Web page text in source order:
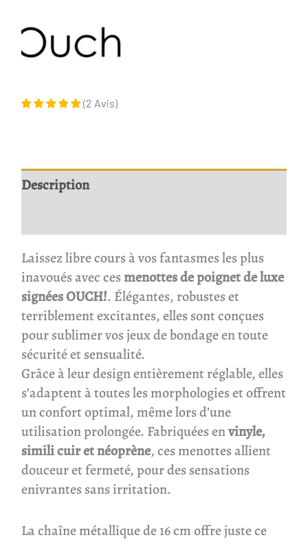
(2 Avis)
Description
Laissez libre cours à vos fantasmes les plus
inavoués avec cesmenottes de poignet de luxe
signées OUCH!. Élégantes, robustes et
terriblement excitantes, elles sont conçues
pour sublimer vos jeux de bondage en toute
sécurité et sensualité.
Grâce à leur design entièrement réglable, elles
s’adaptent à toutes les morphologies et offrent
un confort optimal, même lors d’une
utilisation prolongée. Fabriquées envinyle,
simili cuir et néoprène, ces menottes allient
douceur et fermeté, pour des sensations
enivrantes sans irritation.
La chaîne métallique de 16 cm offre juste ce